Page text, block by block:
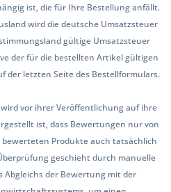
ist, die für Ihre Bestellung anfällt.
wird die deutsche Umsatzsteuer
gültige Umsatzsteuer
der für die bestellten Artikel gültigen
der letzten Seite des Bestellformulars.
vor ihrer Veröffentlichung auf ihre
ist, dass Bewertungen nur von
Produkte auch tatsächlich
geschieht durch manuelle
Abgleichs der Bewertung mit der